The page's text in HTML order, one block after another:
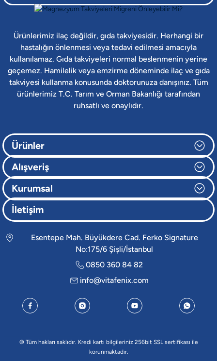
Ürünlerimiz ilaç değildir, gıda takviyesidir. Herhangi bir
hastalığın önlenmesi veya tedavi edilmesi amacıyla
kullanılamaz. Gıda takviyeleri normal beslenmenin yerine
geçemez. Hamilelik veya emzirme döneminde ilaç ve gıda
takviyesi kullanma konusunda doktorunuza danışınız. Tüm
ürünlerimiz T.C. Tarım ve Orman Bakanlığı tarafından
ruhsatlı ve onaylıdır.
Ürünler
Alışveriş
Kurumsal
İletişim
Esentepe Mah. Büyükdere Cad. Ferko Signature
No:175/6 Şişli/İstanbul
0850 360 84 82
info@vitafenix.com
© Tüm hakları saklıdır. Kredi kartı bilgileriniz 256bit SSL sertifikası ile
korunmaktadır.